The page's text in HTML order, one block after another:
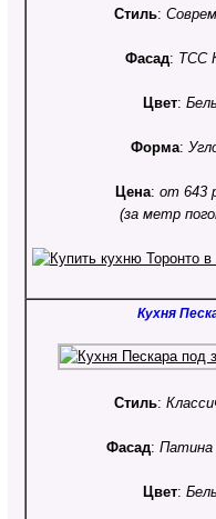
Стиль:
Фасад: ТСС
Цвет:
Форма:
Цена: от 643
(за метр
Кухня
Стиль:
Фасад: Патина
Цвет: